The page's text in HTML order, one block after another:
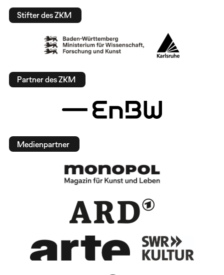
Stifter des ZKM
Partner des ZKM
Medienpartner